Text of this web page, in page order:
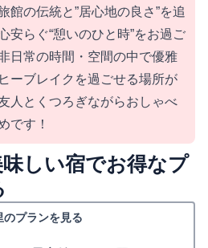
館の伝統と”居心地の良さ”を追
安らぐ“憩いのひと時”をお過ご
日常の時間・空間の中で優雅
ーブレイクを過ごせる場所が
人とくつろぎながらおしゃべ
です！
しい宿でお得なプ
プランを見る